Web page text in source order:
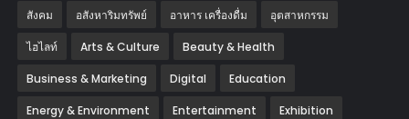
สังคม อสังหาริมทรัพย์ อาหาร เครื่องดื่ม อุตสาหกรรม
ไฮไลท์ Arts & Culture Beauty & Health
Business & Marketing Digital Education
Energy & Environment Entertainment Exhibition